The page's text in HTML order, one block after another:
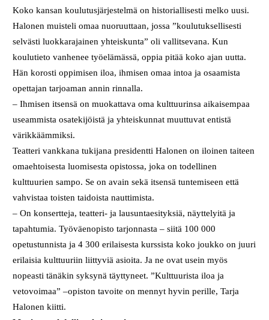
Koko kansan koulutusjärjestelmä on historiallisesti melko uusi.
Halonen muisteli omaa nuoruuttaan, jossa ”koulutuksellisesti
selvästi luokkarajainen yhteiskunta” oli vallitsevana. Kun
koulutieto vanhenee työelämässä, oppia pitää koko ajan uutta.
Hän korosti oppimisen iloa, ihmisen omaa intoa ja osaamista
opettajan tarjoaman annin rinnalla.
– Ihmisen itsensä on muokattava oma kulttuurinsa aikaisempaa
useammista osatekijöistä ja yhteiskunnat muuttuvat entistä
värikkäämmiksi.
Teatteri vankkana tukijana presidentti Halonen on iloinen taiteen
omaehtoisesta luomisesta opistossa, joka on todellinen
kulttuurien sampo. Se on avain sekä itsensä tuntemiseen että
vahvistaa toisten taidoista nauttimista.
– On konsertteja, teatteri- ja lausuntaesityksiä, näyttelyitä ja
tapahtumia. Työväenopisto tarjonnasta – siitä 100 000
opetustunnista ja 4 300 erilaisesta kurssista koko joukko on juuri
erilaisia kulttuuriin liittyviä asioita. Ja ne ovat usein myös
nopeasti tänäkin syksynä täyttyneet. ”Kulttuurista iloa ja
vetovoimaa” –opiston tavoite on mennyt hyvin perille, Tarja
Halonen kiitti.